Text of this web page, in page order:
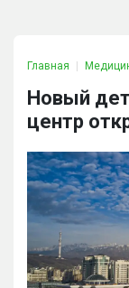
Главная
Новый
центр